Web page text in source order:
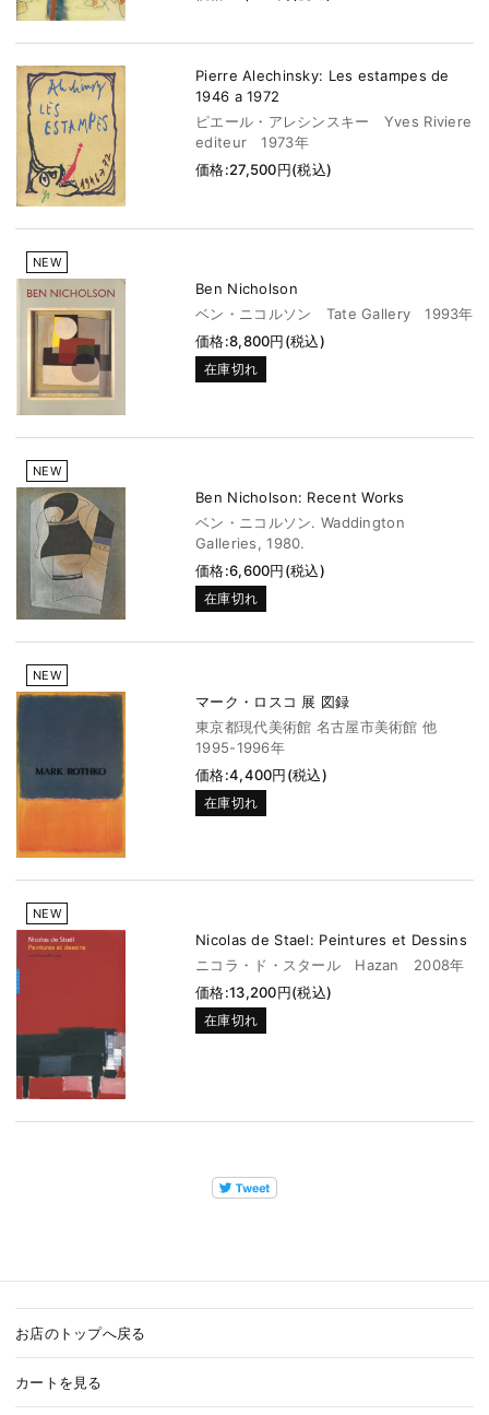
Pierre Alechinsky: Les estampes de
1946 a 1972
ピエール・アレシンスキー Yves Riviere
editeur 1973年
価格:27,500円(税込)
NEW
Ben Nicholson
ベン・ニコルソン Tate Gallery 1993年
価格:8,800円(税込)
在庫切れ
NEW
Ben Nicholson: Recent Works
ベン・ニコルソン. Waddington
Galleries, 1980.
価格:6,600円(税込)
在庫切れ
NEW
マーク・ロスコ 展 図録
東京都現代美術館 名古屋市美術館 他
1995-1996年
価格:4,400円(税込)
在庫切れ
NEW
Nicolas de Stael: Peintures et Dessins
ニコラ・ド・スタール Hazan 2008年
価格:13,200円(税込)
在庫切れ
お店のトップへ戻る
カートを見る